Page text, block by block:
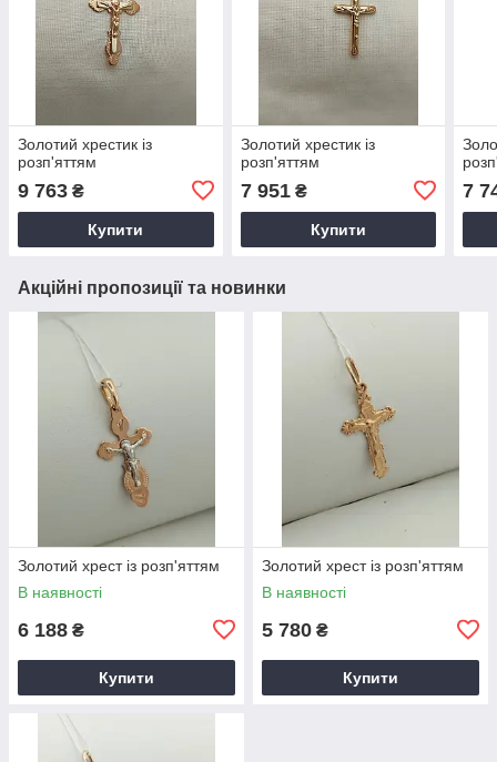
Золотий хрестик із
розп'яттям
9 763 ₴
Купити
Золотий хрестик із
розп'яттям
7 951₴
Купити
7
Акційні пропозиції та новинки
Золотий хрест із розп'яттям
В наявності
6 188 ₴
Купити
Золотий хрест із розп'яттям
В наявності
5 780 ₴
Купити